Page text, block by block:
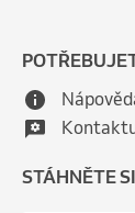
STÁHNĚTE